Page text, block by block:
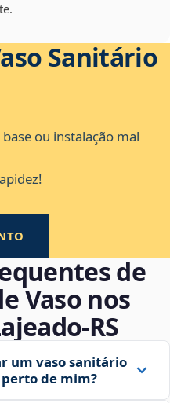
Sanitário
ou instalação mal
de
Vaso nos
um vaso sanitário
perto de mim?